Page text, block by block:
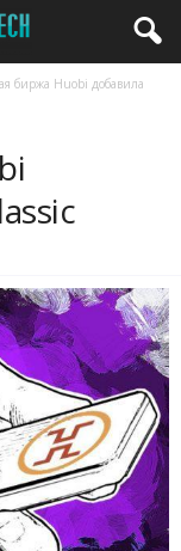
биржа Huobi добавила